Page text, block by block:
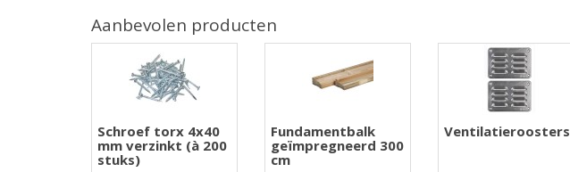
Aanbevolen producten
Schroef torx 4x40
mm verzinkt (à 200
stuks)
Fundamentbalk
geïmpregneerd 300
cm
Ventilatieroosters